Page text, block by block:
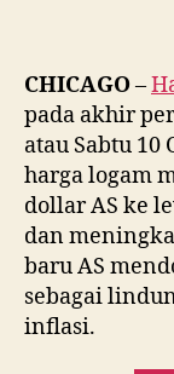
CHICAGO–
pada akhir
atau Sabtu
harga logam
dollar AS ke
dan
baru AS
sebagai
inflasi.